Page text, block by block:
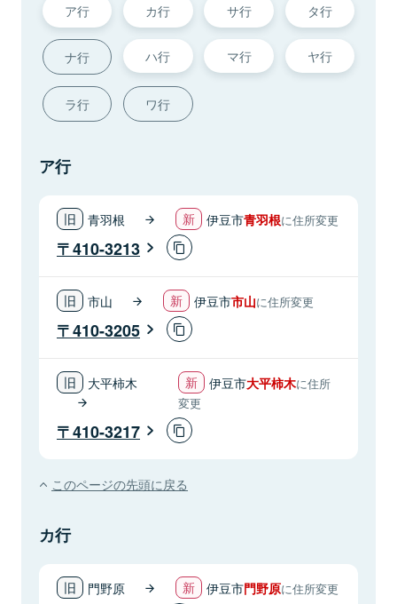
ア行 カ行 サ行 タ行
ナ行 ハ行 マ行 ヤ行
ラ行 ワ行
ア行
青羽根 伊豆市青羽根に住所変更
410-3213
市山 伊豆市市山に住所変更
410-3205
大平柿木 伊豆市大平柿木に住所
変更
410-3217
このページの先頭に戻る
カ行
門野原 伊豆市門野原に住所変更